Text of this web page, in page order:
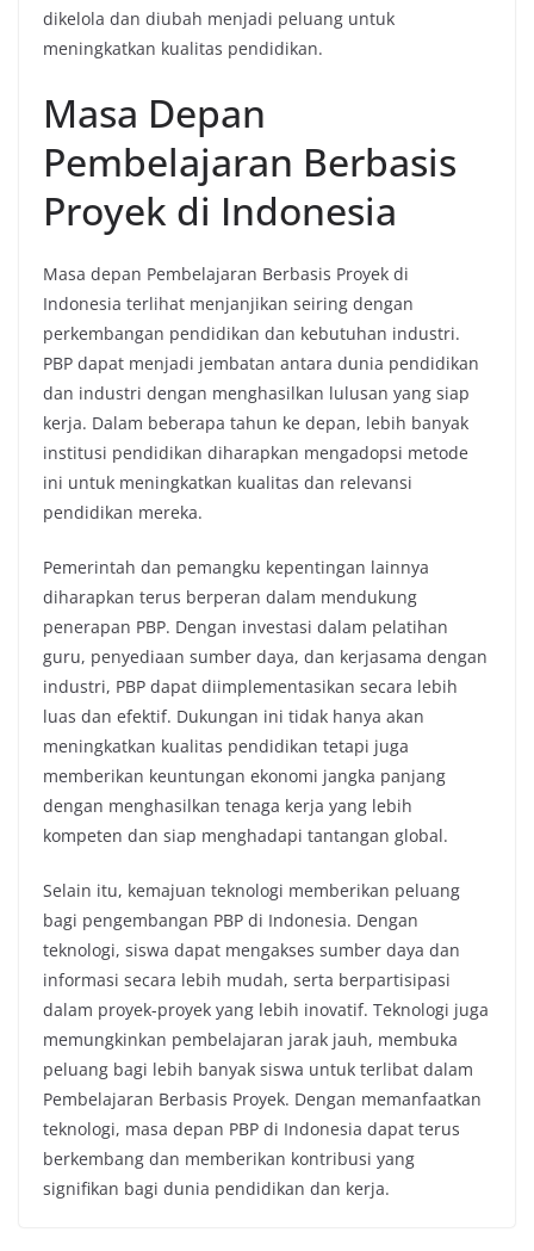
dikelola dan diubah menjadi peluang untuk
meningkatkan kualitas pendidikan.
Masa Depan
Pembelajaran Berbasis
Proyek di Indonesia
Masa depan Pembelajaran Berbasis Proyek di
Indonesia terlihat menjanjikan seiring dengan
perkembangan pendidikan dan kebutuhan industri.
PBP dapat menjadi jembatan antara dunia pendidikan
dan industri dengan menghasilkan lulusan yang siap
kerja. Dalam beberapa tahun ke depan, lebih banyak
institusi pendidikan diharapkan mengadopsi metode
ini untuk meningkatkan kualitas dan relevansi
pendidikan mereka.
Pemerintah dan pemangku kepentingan lainnya
diharapkan terus berperan dalam mendukung
penerapan PBP. Dengan investasi dalam pelatihan
guru, penyediaan sumber daya, dan kerjasama dengan
industri, PBP dapat diimplementasikan secara lebih
luas dan efektif. Dukungan ini tidak hanya akan
meningkatkan kualitas pendidikan tetapi juga
memberikan keuntungan ekonomi jangka panjang
dengan menghasilkan tenaga kerja yang lebih
kompeten dan siap menghadapi tantangan global.
Selain itu, kemajuan teknologi memberikan peluang
bagi pengembangan PBP di Indonesia. Dengan
teknologi, siswa dapat mengakses sumber daya dan
informasi secara lebih mudah, serta berpartisipasi
dalam proyek-proyek yang lebih inovatif. Teknologi juga
memungkinkan pembelajaran jarak jauh, membuka
peluang bagi lebih banyak siswa untuk terlibat dalam
Pembelajaran Berbasis Proyek. Dengan memanfaatkan
teknologi, masa depan PBP di Indonesia dapat terus
berkembang dan memberikan kontribusi yang
signifikan bagi dunia pendidikan dan kerja.